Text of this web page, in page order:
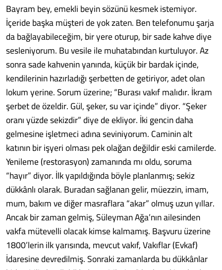
Bayram bey, emekli beyin sözünü kesmek istemiyor.
İçeride başka müşteri de yok zaten. Ben telefonumu şarja
da bağlayabileceğim, bir yere oturup, bir sade kahve diye
sesleniyorum. Bu vesile ile muhatabından kurtuluyor. Az
sonra sade kahvenin yanında, küçük bir bardak içinde,
kendilerinin hazırladığı şerbetten de getiriyor, adet olan
lokum yerine. Sorum üzerine; “Burası vakıf malıdır. İkram
şerbet de özeldir. Gül, şeker, su var içinde” diyor. “Şeker
oranı yüzde sekizdir” diye de ekliyor. İki gencin daha
gelmesine işletmeci adına seviniyorum. Caminin alt
katının bir işyeri olması pek olağan değildir eski camilerde.
Yenileme (restorasyon) zamanında mı oldu, soruma
“hayır” diyor. İlk yapıldığında böyle planlanmış; sekiz
dükkânlı olarak. Buradan sağlanan gelir, müezzin, imam,
mum, bakım ve diğer masraflara “akar” olmuş uzun yıllar.
Ancak bir zaman gelmiş, Süleyman Ağa’nın ailesinden
vakfa mütevelli olacak kimse kalmamış. Başvuru üzerine
1800’lerin ilk yarısında, mevcut vakıf, Vakıflar (Evkaf)
İdaresine devredilmiş. Sonraki zamanlarda bu dükkânlar